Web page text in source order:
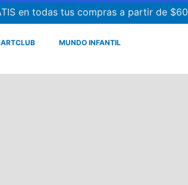
en todas tus compras a partir de $60
MUNDO INFANTIL